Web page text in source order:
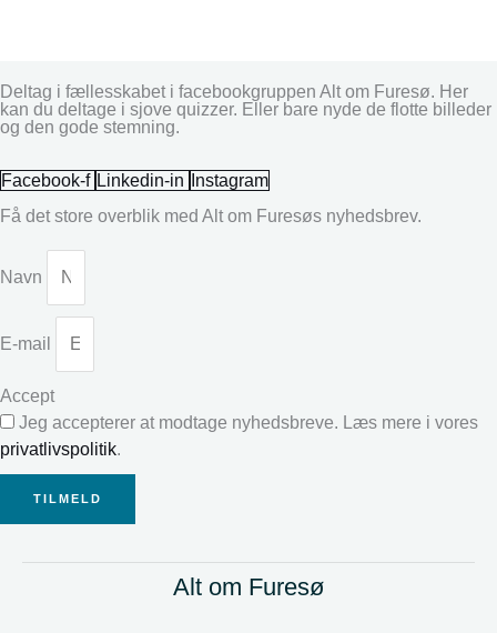
Deltag i fællesskabet i facebookgruppen Alt om Furesø. Her
kan du deltage i sjove quizzer. Eller bare nyde de flotte billeder
og den gode stemning.
Facebook-f Linkedin-in
Instagram
Få det store overblik med Alt om Furesøs nyhedsbrev.
Navn
E-mail
Accept
Jeg accepterer at modtage nyhedsbreve. Læs mere i vores
privatlivspolitik.
TILMELD
Alt om Furesø